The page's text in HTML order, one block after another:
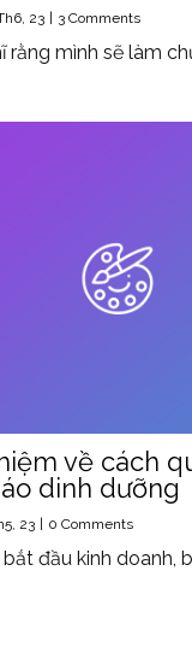
23 3 Comments
rằng mình sẽ làm
về cách
dinh dưỡng
23 0 Comments
đầu kinh doanh,